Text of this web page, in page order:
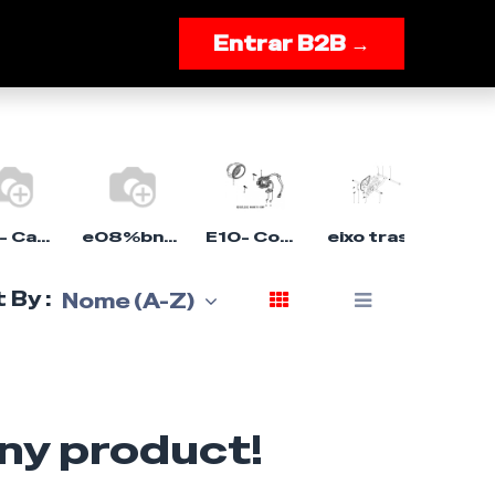
Entrar B2B →
E02- Cabeça do cilindro Mot e08%bn139 E10- Componente magnético Hero 50cc ECS
By : Nome (A-Z)
product!